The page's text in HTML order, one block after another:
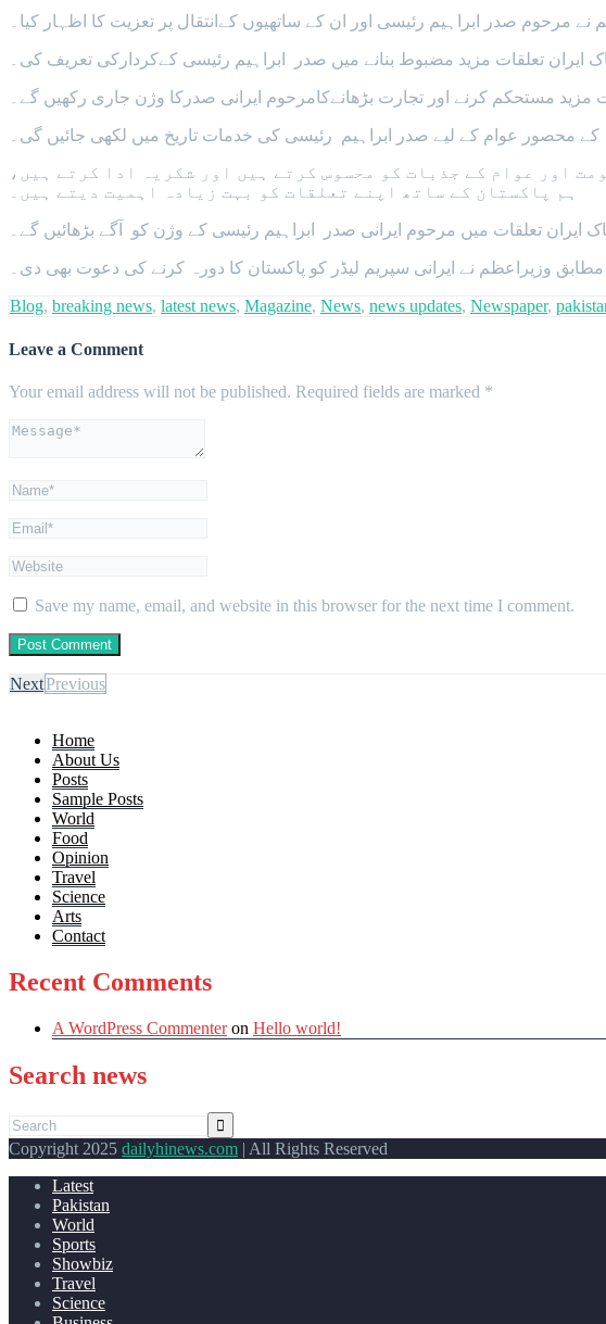
مرحوم صدر ابراہیم رئیسی اور ان کے ساتھیوں کےانتقال پر تعزیت کا اظہار کیا۔
مزید مستحکم کرنے اور تجارت بڑھانےکامرحوم ایرانی صدرکا وژن جاری رکھیں گے۔
محصور عوام کے لیے صدر ابراہیم رئیسی کی خدمات تاریخ میں لکھی جائیں گی۔
اور عوام کے جذبات کو محسوس کرتے ہیں اور شکریہ ادا کرتے ہیں،
ہم پاکستان کے ساتھ اپنے تعلقات کو بہت زیادہ اہمیت دیتے ہیں۔
ایران تعلقات میں مرحوم ایرانی صدر ابراہیم رئیسی کے وژن کو آگے بڑھائیں گے۔
مطابق وزیراعظم نے ایرانی سپریم لیڈر کو پاکستان کا دورہ کرنے کی دعوت بھی دی۔
Blog, breaking news, latest news, Magazine, News, news updates, Newspaper,
Leave a Comment
Your email address will not be published. Required fields are marked *
Save my name, email, and website in this browser for the next time I comment.
NextPrevious
Home
About Us
Posts
Sample Posts
World
Food
Opinion
Travel
Science
Arts
Contact
Recent Comments
A WordPress Commenteron Hello world!
Search news
Copyright 2025 dailyhinews.com | All Rights Reserved
Latest
Pakistan
World
Sports
Showbiz
Travel
Science